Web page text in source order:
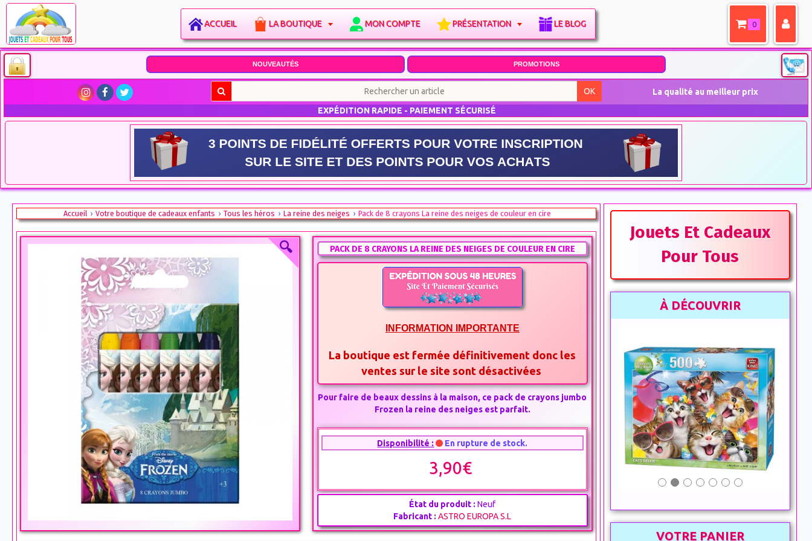
NOUVEAUTÉS PROMOTIONS
OK
La qualité au meilleur prix
EXPÉDITION RAPIDE - PAIEMENT SÉCURISÉ
ACCUEIL LA BOUTIQUE MON COMPTE PRÉSENTATION LE BLOG 0
Accueil Votre boutique de cadeaux enfants Tous les héros La reine des neiges Pack de 8 crayons La reine des neiges de couleur en cire
PACK DE 8 CRAYONS LA REINE DES NEIGES DE COULEUR EN CIRE
INFORMATION IMPORTANTE
La boutique est fermée définitivement donc les
ventes sur le site sont désactivées
Pour faire de beaux dessins à la maison, ce pack de crayons jumbo
Frozen la reine des neiges est parfait.
Disponibilité : En rupture de stock.
3,90€
État du produit : Neuf
Fabricant : ASTRO EUROPA S.L
Jouets Et Cadeaux
Pour Tous
À DÉCOUVRIR
VOTRE PANIER